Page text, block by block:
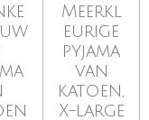
Meerkl
eurige
pyjama
van
katoen,
X-large